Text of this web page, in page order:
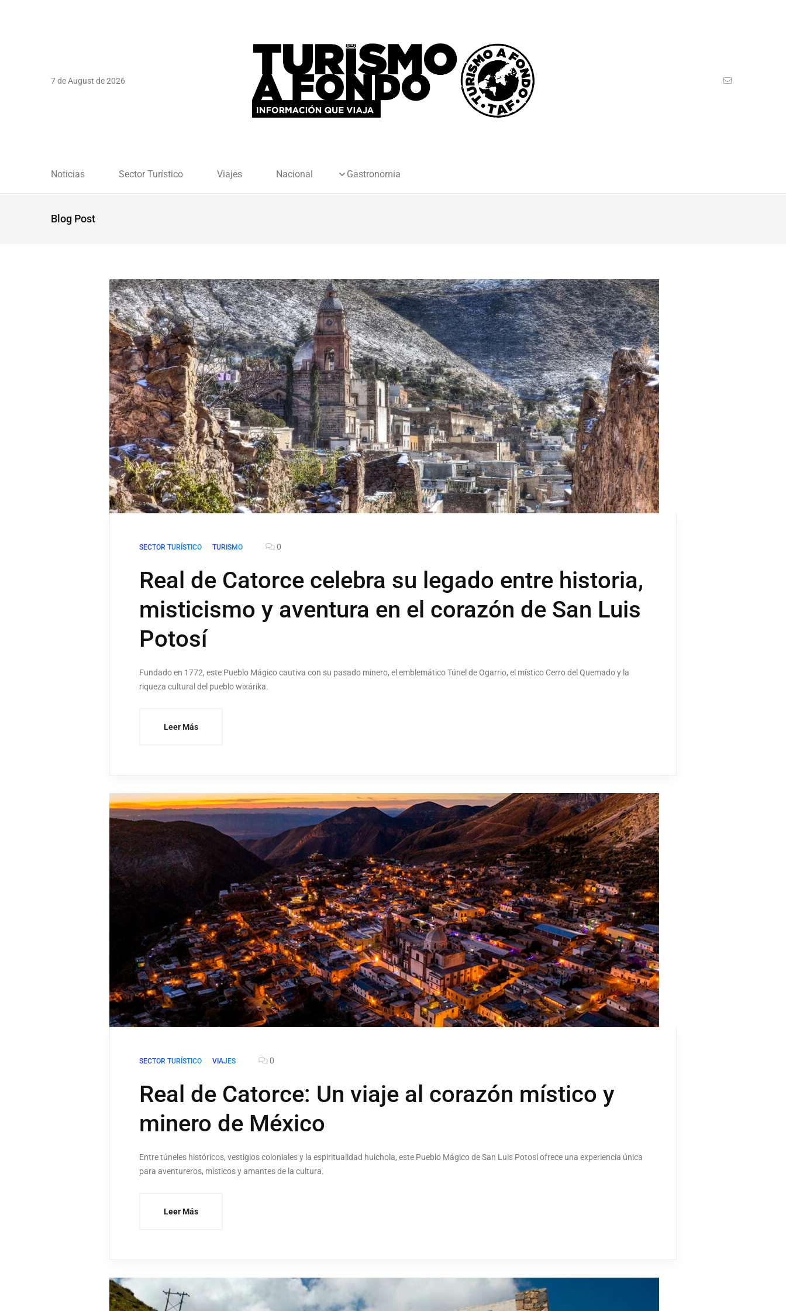
7 de August de 2026
Noticias Sector Turístico Viajes Nacional Gastronomia
Blog Post
SECTOR TURÍSTICO TURISMO 0
Real de Catorce celebra su legado entre historia,
misticismo y aventura en el corazón de San Luis
Potosí
Fundado en 1772, este Pueblo Mágico cautiva con su pasado minero, el emblemático Túnel de Ogarrio, el místico Cerro del Quemado y la
riqueza cultural del pueblo wixárika.
Leer Más
SECTOR TURÍSTICO VIAJES 0
Real de Catorce: Un viaje al corazón místico y
minero de México
Entre túneles históricos, vestigios coloniales y la espiritualidad huichola, este Pueblo Mágico de San Luis Potosí ofrece una experiencia única
para aventureros, místicos y amantes de la cultura.
Leer Más